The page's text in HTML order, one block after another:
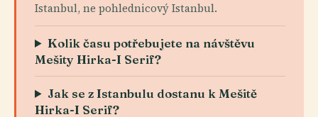
Istanbul, ne pohlednicový Istanbul.
Kolik času potřebujete na návštěvu
Mešity Hirka-I Serif?
Jak se z Istanbulu dostanu k Mešitě
Hirka-I Serif?